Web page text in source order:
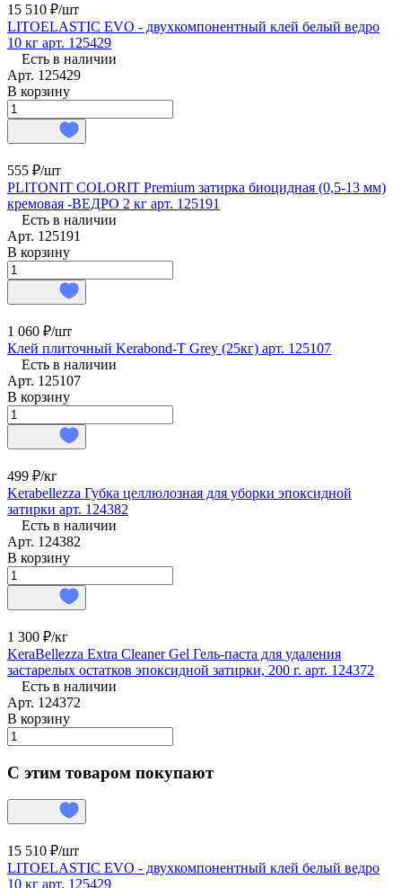
15 510 ₽/шт
LITOELASTIC EVO - двухкомпонентный клей белый ведро
10 кг арт. 125429
Есть в наличии
Арт. 125429
В корзину
555 ₽/шт
PLITONIT COLORIT Premium затирка биоцидная (0,5-13 мм)
кремовая -ВЕДРО 2 кг арт. 125191
Есть в наличии
Арт. 125191
В корзину
1 060 ₽/шт
Клей плиточный Kerabond-T Grey (25кг) арт. 125107
Есть в наличии
Арт. 125107
В корзину
499 ₽/кг
Kerabellezza Губка целлюлозная для уборки эпоксидной
затирки арт. 124382
Есть в наличии
Арт. 124382
В корзину
1 300 ₽/кг
KeraBellezza Extra Cleaner Gel Гель-паста для удаления
застарелых остатков эпоксидной затирки, 200 г. арт. 124372
Есть в наличии
Арт. 124372
В корзину
С этим товаром покупают
15 510 ₽/шт
LITOELASTIC EVO - двухкомпонентный клей белый ведро
10 кг арт. 125429